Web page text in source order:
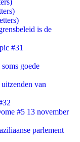
is de
#31
goede
van
#5 13 november
parlement